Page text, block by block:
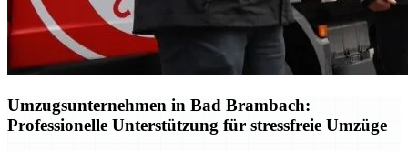
Umzugsunternehmen in Bad Brambach:
Professionelle Unterstützung für stressfreie Umzüge